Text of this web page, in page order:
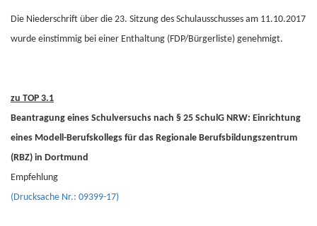
Die Niederschrift über die 23. Sitzung des Schulausschusses am 11.10.2017
wurde einstimmig bei einer Enthaltung (FDP/Bürgerliste) genehmigt.
zu TOP 3.1
Beantragung eines Schulversuchs nach § 25 SchulG NRW: Einrichtung
eines Modell-Berufskollegs für das Regionale Berufsbildungszentrum
(RBZ) in Dortmund
Empfehlung
(Drucksache Nr.: 09399-17)